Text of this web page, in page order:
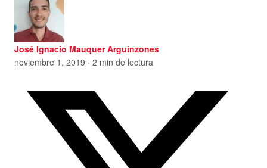
José Ignacio Mauquer Arguinzones
noviembre 1, 2019 · 2 min de lectura